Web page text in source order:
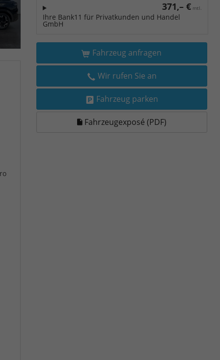
371,– € mtl.
Ihre Bank11 für Privatkunden und Handel
GmbH
Fahrzeug anfragen
Wir rufen Sie an
Fahrzeug parken
Fahrzeugexposé (PDF)